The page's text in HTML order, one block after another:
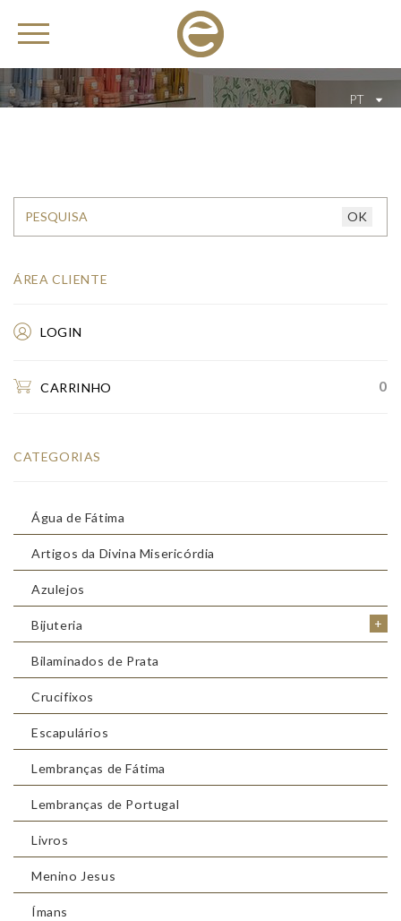
PT
ÁREA CLIENTE
LOGIN
CARRINHO 0
CATEGORIAS
Água de Fátima
Artigos da Divina Misericórdia
Azulejos
+
Bijuteria
Bilaminados de Prata
Crucifixos
Escapulários
Lembranças de Fátima
Lembranças de Portugal
Livros
Menino Jesus
Ímans